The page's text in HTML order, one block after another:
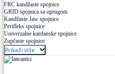
FRC kandžaste spojnice
GRID spojnica sa oprugom
Kandžaste Jaw spojnice
Perifleks spojnice
Univerzalne kardanske spojnice
Zupčaste spojnice
Prikaži više